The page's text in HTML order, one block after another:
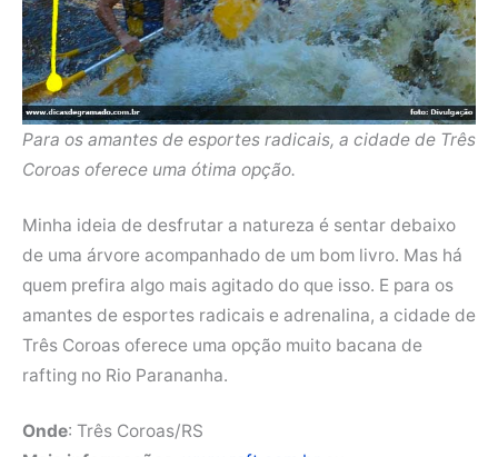
Para os amantes de esportes radicais, a cidade de Três
Coroas oferece uma ótima opção.
Minha ideia de desfrutar a natureza é sentar debaixo
de uma árvore acompanhado de um bom livro. Mas há
quem prefira algo mais agitado do que isso. E para os
amantes de esportes radicais e adrenalina, a cidade de
Três Coroas oferece uma opção muito bacana de
rafting no Rio Parananha.
Onde: Três Coroas/RS